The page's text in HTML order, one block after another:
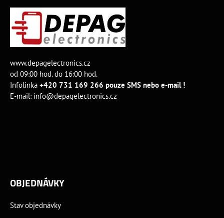
www.depagelectronics.cz
od 09:00 hod. do 16:00 hod.
Infolinka +420 731 169 266 pouze SMS nebo e-mail !
E-mail: info@depagelectronics.cz
OBJEDNÁVKY
Stav objednávky